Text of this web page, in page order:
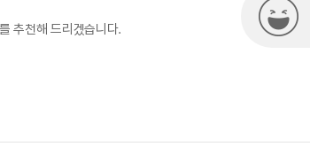
추천해 드리겠습니다.